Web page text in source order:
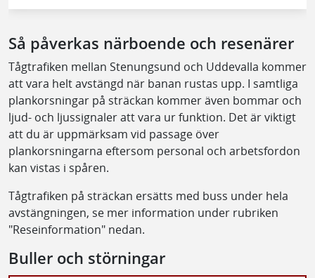
Så påverkas närboende och resenärer
Tågtrafiken mellan Stenungsund och Uddevalla kommer
att vara helt avstängd när banan rustas upp. I samtliga
plankorsningar på sträckan kommer även bommar och
ljud- och ljussignaler att vara ur funktion. Det är viktigt
att du är uppmärksam vid passage över
plankorsningarna eftersom personal och arbetsfordon
kan vistas i spåren.
Tågtrafiken på sträckan ersätts med buss under hela
avstängningen, se mer information under rubriken
"Reseinformation" nedan.
Buller och störningar